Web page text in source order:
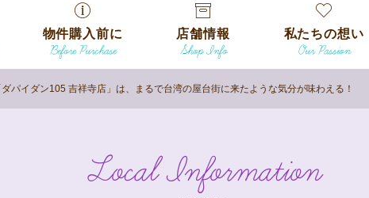
す
駅から
物件購入前に
Before Purchase
店舗情報
Shop Info
荻窪店
私たちの想い
Our Passion
パイダン105 吉祥寺店」は、まるで台湾の屋台街に来たような気分が味わえる！
Local Information